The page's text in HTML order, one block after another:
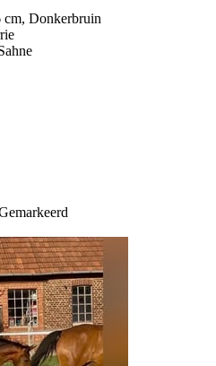
cm, Donkerbruin